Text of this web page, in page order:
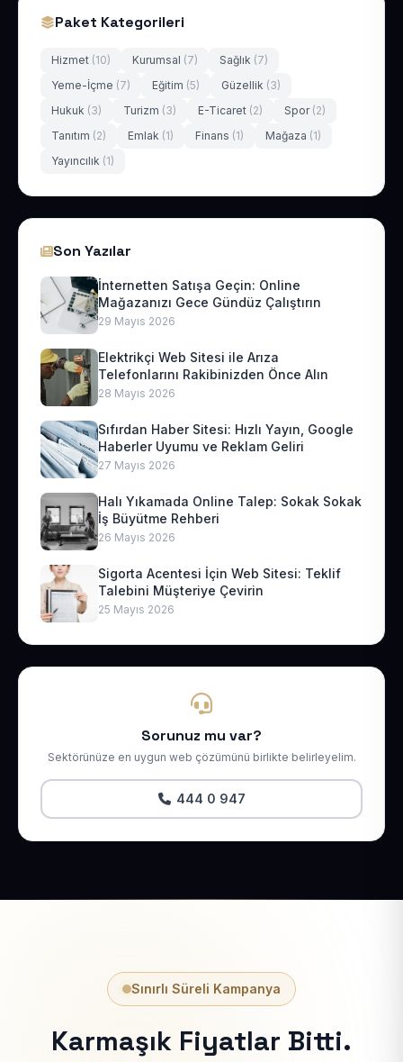
Paket Kategorileri
Hizmet (10) Kurumsal (7) Sağlık (7)
Yeme-İçme (7) Eğitim (5) Güzellik (3)
Hukuk (3) Turizm (3) E-Ticaret (2) Spor (2)
Tanıtım (2) Emlak (1) Finans (1) Mağaza (1)
Yayıncılık (1)
Son Yazılar
İnternetten Satışa Geçin: Online
Mağazanızı Gece Gündüz Çalıştırın
29 Mayıs 2026
Elektrikçi Web Sitesi ile Arıza
Telefonlarını Rakibinizden Önce Alın
28 Mayıs 2026
Sıfırdan Haber Sitesi: Hızlı Yayın, Google
Haberler Uyumu ve Reklam Geliri
27 Mayıs 2026
Halı Yıkamada Online Talep: Sokak Sokak
İş Büyütme Rehberi
26 Mayıs 2026
Sigorta Acentesi İçin Web Sitesi: Teklif
Talebini Müşteriye Çevirin
25 Mayıs 2026
Sorunuz mu var?
Sektörünüze en uygun web çözümünü birlikte belirleyelim.
444 0 947
Sınırlı Süreli Kampanya
Karmaşık Fiyatlar Bitti.